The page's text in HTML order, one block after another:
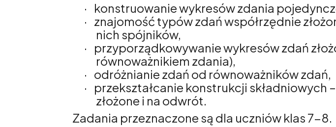
· konstruowanie wykresów zdania
· znajomość typów zdań współrzędnie
nich spójników,
· przyporządkowywanie wykresów zdań
równoważnikiem zdania),
· odróżnianie zdań od równoważników zdań,
· przekształcanie konstrukcji składniowych
złożone i na odwrót.
Zadania przeznaczone są dla uczniów klas 7-8.